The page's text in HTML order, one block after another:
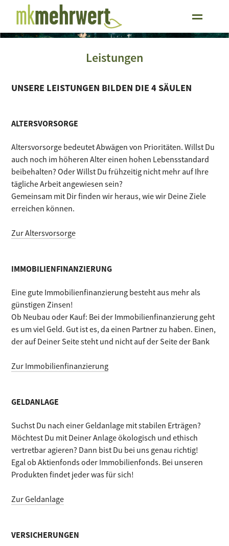
Leistungen
UNSERE LEISTUNGEN BILDEN DIE 4 SÄULEN
ALTERSVORSORGE
Altersvorsorge bedeutet Abwägen von Prioritäten. Willst Du
auch noch im höheren Alter einen hohen Lebensstandard
beibehalten? Oder Willst Du frühzeitig nicht mehr auf Ihre
tägliche Arbeit angewiesen sein?
Gemeinsam mit Dir finden wir heraus, wie wir Deine Ziele
erreichen können.
Zur Altersvorsorge
IMMOBILIENFINANZIERUNG
Eine gute Immobilienfinanzierung besteht aus mehr als
günstigen Zinsen!
Ob Neubau oder Kauf: Bei der Immobilienfinanzierung geht
es um viel Geld. Gut ist es, da einen Partner zu haben. Einen,
der auf Deiner Seite steht und nicht auf der Seite der Bank
Zur Immobilienfinanzierung
GELDANLAGE
Suchst Du nach einer Geldanlage mit stabilen Erträgen?
Möchtest Du mit Deiner Anlage ökologisch und ethisch
vertretbar agieren? Dann bist Du bei uns genau richtig!
Egal ob Aktienfonds oder Immobilienfonds. Bei unseren
Produkten findet jeder was für sich!
Zur Geldanlage
VERSICHERUNGEN